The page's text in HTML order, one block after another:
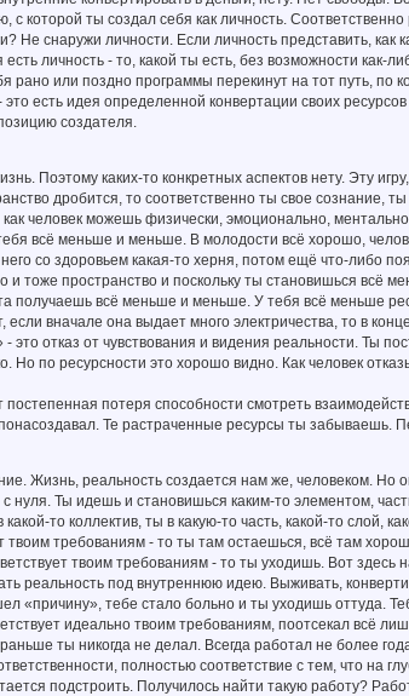
которой ты создал себя как личность.
Не снаружи личности. Если личность представить, как
есть личность - то, какой ты есть, без возможности
рано или поздно программы перекинут на тот путь,
есть идея определенной конвертации своих
создателя.
Поэтому каких-то конкретных аспектов нету. Эту
дробится, то соответственно ты свое сознание,
человек можешь физически, эмоционально,
всё меньше и меньше. В молодости всё хорошо,
со здоровьем какая-то херня, потом ещё что-либо
и тоже пространство и поскольку ты становишься всё
получаешь всё меньше и меньше. У тебя всё меньше
если вначале она выдает много электричества, то в
- это отказ от чувствования и видения реальности. Ты
Но по ресурсности это хорошо видно. Как человек
потеря способности смотреть
Те растраченные ресурсы ты забываешь.
Жизнь, реальность создается нам же, человеком. Но
нуля. Ты идешь и становишься каким-то элементом,
то коллектив, ты в какую-то часть, какой-то слой,
твоим требованиям - то ты там остаешься, всё там
твоим требованиям - то ты уходишь. Вот здесь
реальность под внутреннюю идею. Выживать,
«причину», тебе стало больно и ты уходишь оттуда.
идеально твоим требованиям, поотсекал всё
ты никогда не делал. Всегда работал не более
полностью соответствие с тем, что на
подстроить. Получилось найти такую работу?